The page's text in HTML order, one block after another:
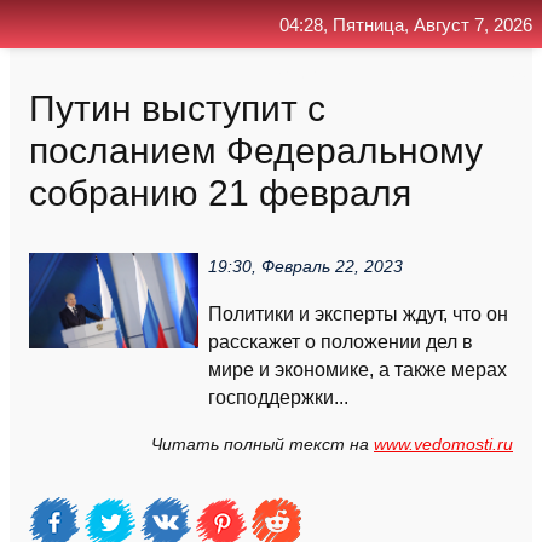
Путин выступит с
посланием Федеральному
собранию 21 февраля
19:30, Февраль 22, 2023
Политики и эксперты ждут, что он
расскажет о положении дел в
мире и экономике, а также мерах
господдержки...
Читать полный текст на www.vedomosti.ru
04:28, Пятница, Август 7, 2026